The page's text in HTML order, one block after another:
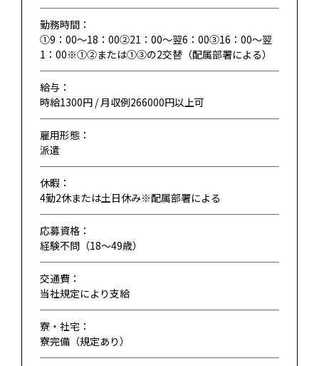
勤務時間：
①9：00～18：00②21：00～翌6：00③16：00～翌
1：00※①②または①③の2交替（配属部署による）
給与：
時給1300円 / 月収例266000円以上可
雇用形態：
派遣
休暇：
4勤2休または土日休み※配属部署による
応募資格：
経験不問（18〜49歳）
交通費：
当社規定により支給
寮・社宅：
寮完備（規定あり）